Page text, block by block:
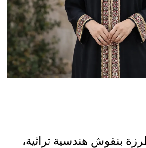
بنقوش هندسية تراثية،